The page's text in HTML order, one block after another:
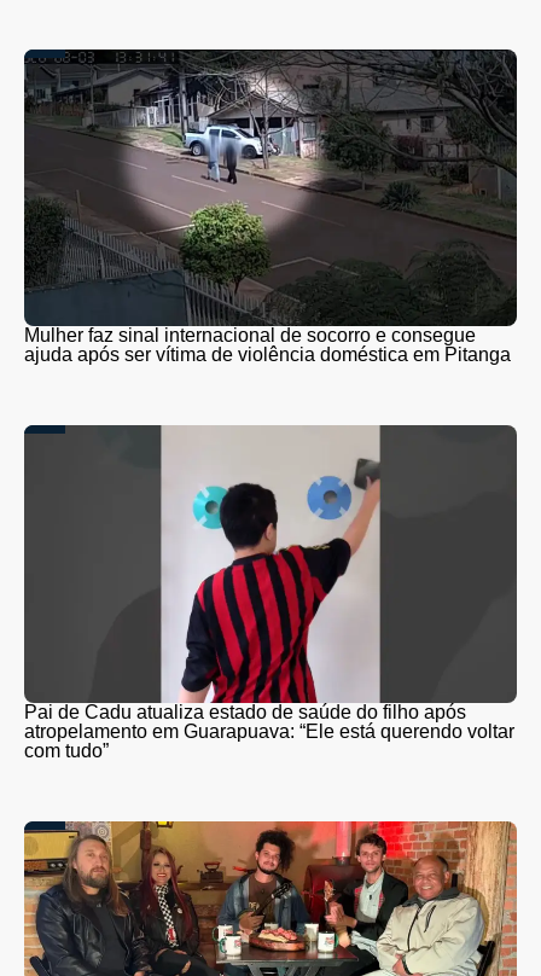
Mulher faz sinal internacional de socorro e consegue
ajuda após ser vítima de violência doméstica em Pitanga
Pai de Cadu atualiza estado de saúde do filho após
atropelamento em Guarapuava: “Ele está querendo voltar
com tudo”